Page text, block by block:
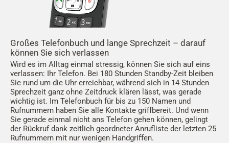
Großes Telefonbuch und lange Sprechzeit – darauf
können Sie sich verlassen
Wird es im Alltag einmal stressig, können Sie sich auf eins
verlassen: Ihr Telefon. Bei 180 Stunden Standby-Zeit bleiben
Sie rund um die Uhr erreichbar, während sich in 14 Stunden
Sprechzeit ganz ohne Zeitdruck klären lässt, was gerade
wichtig ist. Im Telefonbuch für bis zu 150 Namen und
Rufnummern haben Sie alle Kontakte griffbereit. Und wenn
Sie gerade einmal nicht ans Telefon gehen können, gelingt
der Rückruf dank zeitlich geordneter Anrufliste der letzten 25
Rufnummern mit nur wenigen Handgriffen.